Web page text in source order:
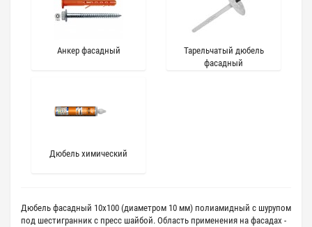
Анкер фасадный
Тарельчатый дюбель
фасадный
Дюбель химический
Дюбель фасадный 10х100 (диаметром 10 мм) полиамидный с шурупом
под шестигранник с пресс шайбой. Область применения на фасадах -